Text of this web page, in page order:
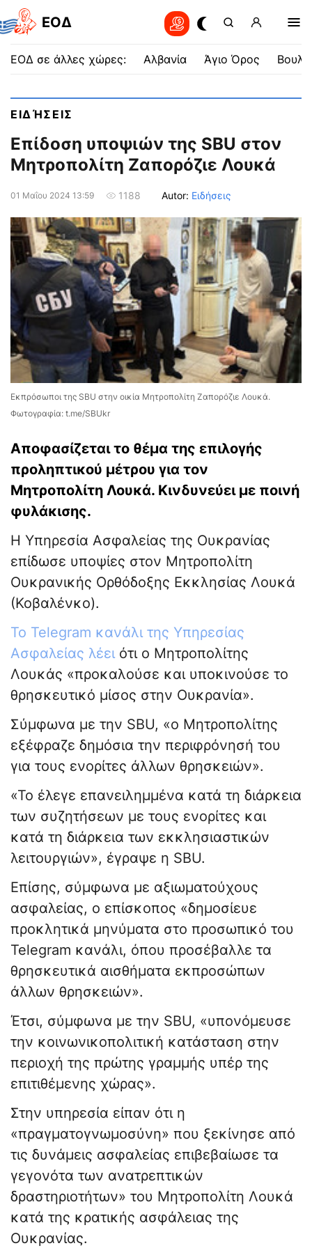
EOΔ
ΕΟΔ σε άλλες χώρες: Αλβανία Άγιο Όρος
ΕΙΔΉΣΕΙΣ
Επίδοση υποψιών της SBU στον
Μητροπολίτη Ζαπορόζιε Λουκά
01 Μαΐου 2024 13:59 1188 Autor: Ειδήσεις
Εκπρόσωποι της SBU στην οικία Μητροπολίτη Ζαπορόζιε Λουκά.
Φωτογραφία: t.me/SBUkr
Αποφασίζεται το θέμα της επιλογής
προληπτικού μέτρου για τον
Μητροπολίτη Λουκά. Κινδυνεύει με ποινή
φυλάκισης.
Η Υπηρεσία Ασφαλείας της Ουκρανίας
επίδωσε υποψίες στον Μητροπολίτη
Ουκρανικής Ορθόδοξης Εκκλησίας Λουκά
(Κοβαλένκο).
Το Telegram κανάλι της Υπηρεσίας
Ασφαλείας λέειότι ο Μητροπολίτης
Λουκάς «προκαλούσε και υποκινούσε το
θρησκευτικό μίσος στην Ουκρανία».
Σύμφωνα με την SBU, «ο Μητροπολίτης
εξέφραζε δημόσια την περιφρόνησή του
για τους ενορίτες άλλων θρησκειών».
«Το έλεγε επανειλημμένα κατά τη διάρκεια
των συζητήσεων με τους ενορίτες και
κατά τη διάρκεια των εκκλησιαστικών
λειτουργιών», έγραψε η SBU.
Επίσης, σύμφωνα με αξιωματούχους
ασφαλείας, ο επίσκοπος «δημοσίευε
προκλητικά μηνύματα στο προσωπικό του
Telegram κανάλι, όπου προσέβαλλε τα
θρησκευτικά αισθήματα εκπροσώπων
άλλων θρησκειών».
Έτσι, σύμφωνα με την SBU, «υπονόμευσε
την κοινωνικοπολιτική κατάσταση στην
περιοχή της πρώτης γραμμής υπέρ της
επιτιθέμενης χώρας».
Στην υπηρεσία είπαν ότι η
«πραγματογνωμοσύνη» που ξεκίνησε από
τις δυνάμεις ασφαλείας επιβεβαίωσε τα
γεγονότα των ανατρεπτικών
δραστηριοτήτων» του Μητροπολίτη Λουκά
κατά της κρατικής ασφάλειας της
Ουκρανίας.